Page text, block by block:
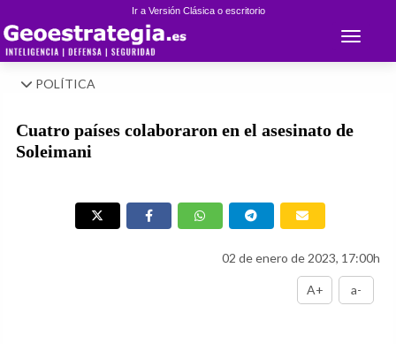
Ir a Versión Clásica o escritorio
Toggle
POLÍTICA
Cuatro países colaboraron en el asesinato de
Soleimani
02 de enero de 2023, 17:00h
A+ a-